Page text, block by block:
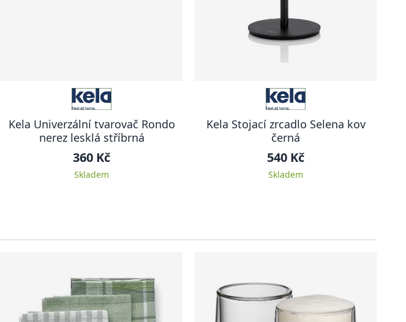
Kela Univerzální tvarovač Rondo
nerez lesklá stříbrná
360 Kč
Skladem
Kela Stojací zrcadlo Selena kov
černá
540 Kč
Skladem